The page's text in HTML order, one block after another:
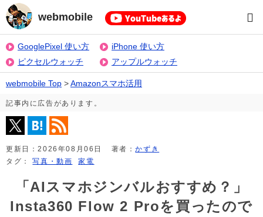
webmobile
GooglePixel 使い方
iPhone 使い方
ピクセルウォッチ
アップルウォッチ
webmobile Top >Amazonスマホ活用
記事内に広告があります。
更新日：2026年08月06日 著者：かずき
タグ：写真・動画 家電
「AIスマホジンバルおすすめ？」
Insta360 Flow 2 Proを買ったので